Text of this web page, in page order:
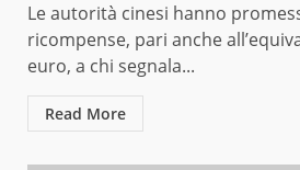
Le autorità cinesi hanno
ricompense, pari anche
euro, a chi segnala...
Read More